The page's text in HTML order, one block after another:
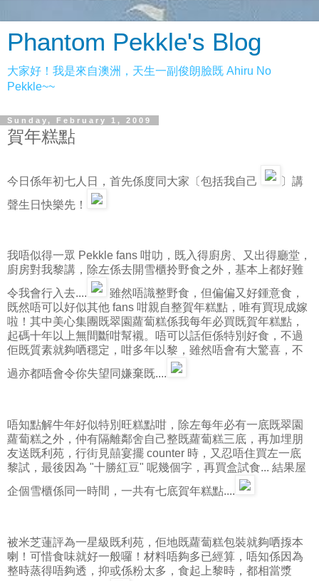
Phantom Pekkle's Blog
大家好！我是來自澳洲，天生一副俊朗臉既 Ahiru No
Pekkle~~
Sunday, February 1, 2009
賀年糕點
今日係年初七人日，首先係度同大家〔包括我自己
〕講
聲生日快樂先！
我唔似得一眾 Pekkle fans 咁叻，既入得廚房、又出得廳堂，
廚房對我黎講，除左係去開雪櫃拎野食之外，基本上都好難
令我會行入去....
雖然唔識整野食，但偏偏又好鍾意食，
既然唔可以好似其他 fans 咁親自整賀年糕點，唯有買現成嫁
啦！其中美心集團既翠園蘿蔔糕係我每年必買既賀年糕點，
起碼十年以上無間斷咁幫襯。唔可以話佢係特別好食，不過
佢既質素就夠哂穩定，咁多年以黎，雖然唔會有大驚喜，不
過亦都唔會令你失望同嫌棄既....
唔知點解牛年好似特別旺糕點咁，除左每年必有一底既翠園
蘿蔔糕之外，仲有隔離鄰舍自己整既蘿蔔糕三底，再加埋朋
友送既利苑，行街見囍宴擺 counter 時，又忍唔住買左一底
黎試，最後因為 "十勝紅豆" 呢幾個字，再買盒試食... 結果屋
企個雪櫃係同一時間，一共有七底賀年糕點....
被米芝蓮評為一星級既利苑，佢地既蘿蔔糕包裝就夠哂揼本
喇！可惜食味就好一般囉！材料唔夠多已經算，唔知係因為
整時蒸得唔夠透，抑或係粉太多，食起上黎時，都相當漿